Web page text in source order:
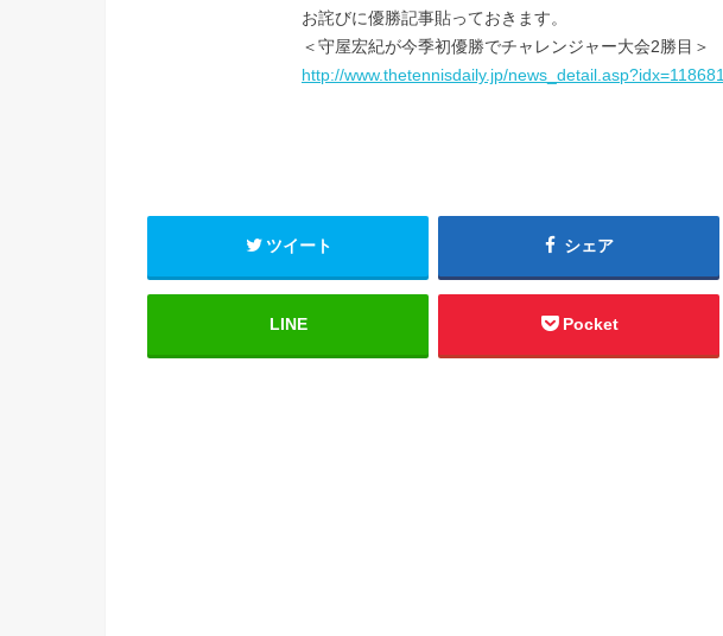
お詫びに優勝記事貼っておきます。
＜守屋宏紀が今季初優勝でチャレンジャー大会2勝目＞
http://www.thetennisdaily.jp/news_detail.asp?idx=118681
ツイート シェア
LINE Pocket